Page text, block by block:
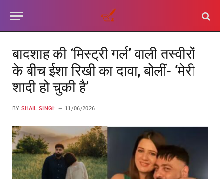
बादशाह की ‘मिस्ट्री गर्ल’ वाली तस्वीरों
के बीच ईशा रिखी का दावा, बोलीं- ‘मेरी
शादी हो चुकी है’
BY SHAIL SINGH 11/06/2026